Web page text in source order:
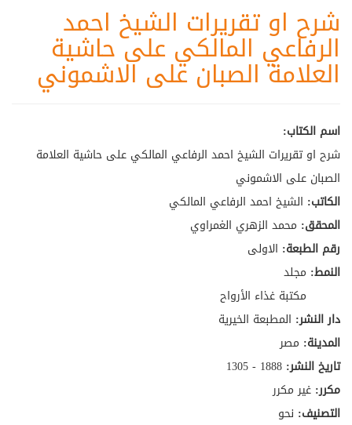
شرح او تقريرات الشيخ احمد
الرفاعي المالكي على حاشية
العلامة الصبان على الاشموني
اسم الكتاب:
شرح او تقريرات الشيخ احمد الرفاعي المالكي على حاشية العلامة
الصبان على الاشموني
الكاتب: الشيخ احمد الرفاعي المالكي
المحقق: محمد الزهري الغمراوي
رقم الطبعة: الاولى
النمط: مجلد
مكتبة غذاء الأرواح
دار النشر: المطبعة الخيرية
المدينة: مصر
تاريخ النشر: 1888 - 1305
مكرر: غير مكرر
التصنيف: نحو